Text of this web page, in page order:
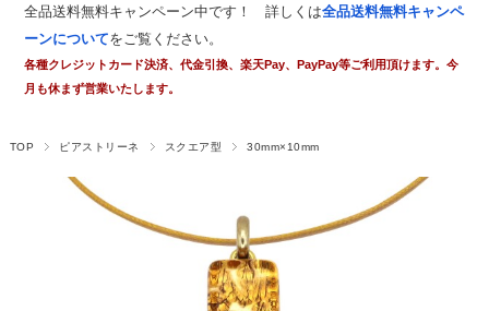
全品送料無料キャンペーン中です！ 詳しくは全品送料無料キャンペ
ーンについてをご覧ください。
各種クレジットカード決済、代金引換、楽天Pay、PayPay等ご利用頂けます。今
月も休まず営業いたします。
TOP ピアストリーネ スクエア型 30mm×10mm